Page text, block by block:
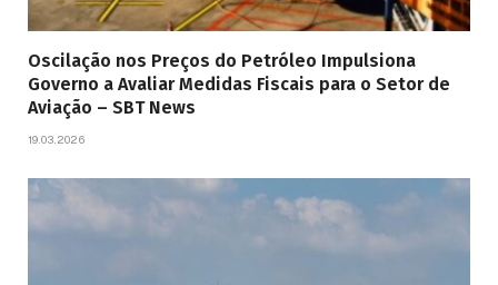
Oscilação nos Preços do Petróleo Impulsiona
Governo a Avaliar Medidas Fiscais para o Setor de
Aviação – SBT News
19.03.2026